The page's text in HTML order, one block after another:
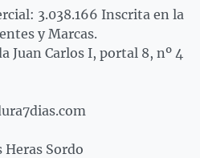
3.038.166 Inscrita en la
y Marcas.
Juan Carlos I, portal 8, nº 4
Sordo